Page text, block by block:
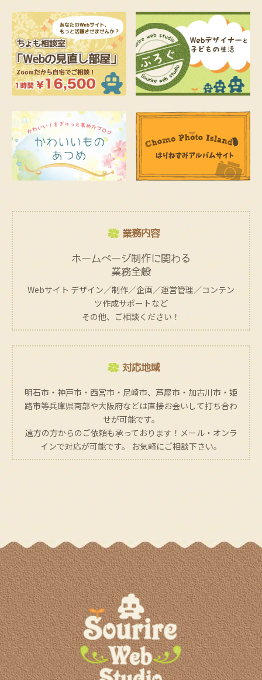
業務内容
ホームページ制作に関わる
業務全般
Webサイト デザイン／制作／企画／運営管理／コンテン
ツ作成サポートなど
その他、ご相談ください！
対応地域
明石市・神戸市・西宮市・尼崎市、芦屋市・加古川市・姫
路市等兵庫県南部や大阪府などは直接お会いして打ち合わ
せが可能です。
遠方の方からのご依頼も承っております！メール・オンラ
インで対応が可能です。 お気軽にご相談下さい。